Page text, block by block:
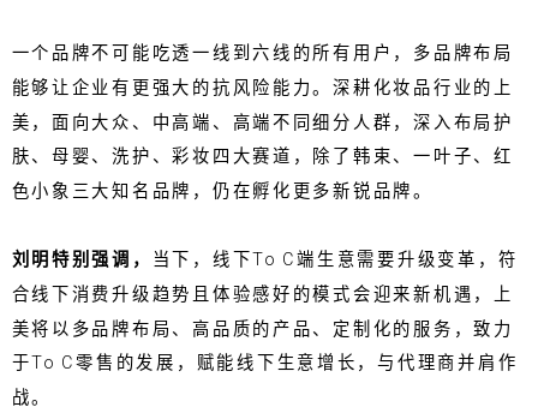
一个品牌不可能吃透一线到六线的所有用户，多品牌布局
能够让企业有更强大的抗风险能力。深耕化妆品行业的上
美，面向大众、中高端、高端不同细分人群，深入布局护
肤、母婴、洗护、彩妆四大赛道，除了韩束、一叶子、红
色小象三大知名品牌，仍在孵化更多新锐品牌。
刘明特别强调，
当下，线下To C端生意需要升级变革，符
合线下消费升级趋势且体验感好的模式会迎来新机遇，上
美将以多品牌布局、高品质的产品、定制化的服务，致力
于To C零售的发展，赋能线下生意增长，与代理商并肩作
战。